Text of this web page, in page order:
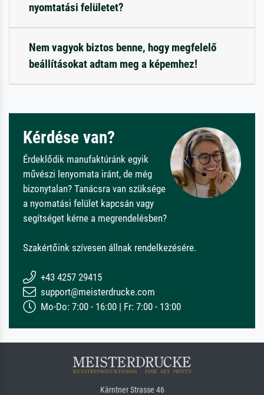
nyomtatási felületet?
Nem vagyok biztos benne, hogy megfelelő
beállításokat adtam meg a képemhez!
Kérdése van?
Érdeklődik manufaktúránk egyik
művészi lenyomata iránt, de még
bizonytalan? Tanácsra van szüksége
a nyomatási felület kapcsán vagy
segítséget kérne a megrendelésben?
Szakértőink szívesen állnak rendelkezésére.
+43 4257 29415
support@meisterdrucke.com
Mo-Do: 7:00 - 16:00 | Fr: 7:00 - 13:00
Kärntner Strasse 46